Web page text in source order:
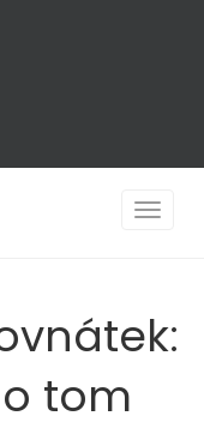
Toggle
tom